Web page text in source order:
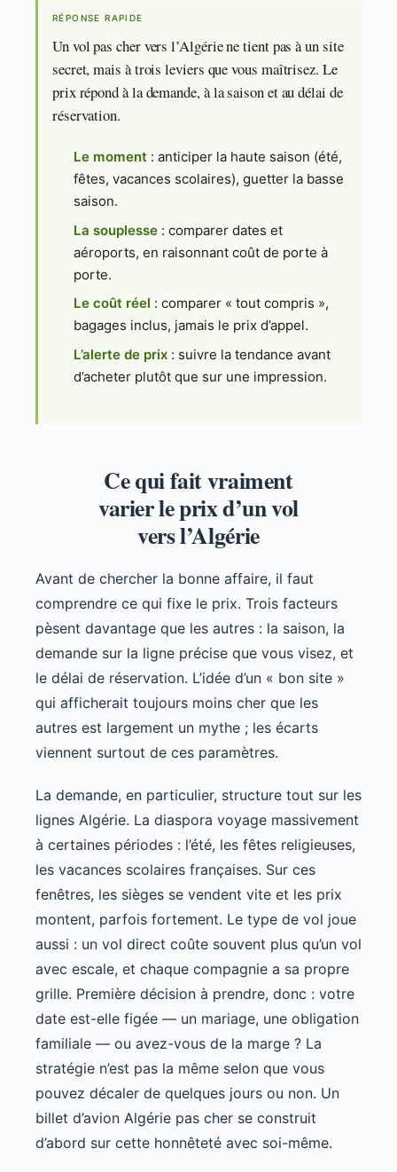
RÉPONSE RAPIDE
Un vol pas cher vers l’Algérie ne tient pas à un site
secret, mais à trois leviers que vous maîtrisez. Le
prix répond à la demande, à la saison et au délai de
réservation.
Le moment : anticiper la haute saison (été,
fêtes, vacances scolaires), guetter la basse
saison.
La souplesse : comparer dates et
aéroports, en raisonnant coût de porte à
porte.
Le coût réel : comparer « tout compris »,
bagages inclus, jamais le prix d’appel.
L’alerte de prix : suivre la tendance avant
d’acheter plutôt que sur une impression.
Ce qui fait vraiment
varier le prix d’un vol
vers l’Algérie
Avant de chercher la bonne affaire, il faut
comprendre ce qui fixe le prix. Trois facteurs
pèsent davantage que les autres : la saison, la
demande sur la ligne précise que vous visez, et
le délai de réservation. L’idée d’un « bon site »
qui afficherait toujours moins cher que les
autres est largement un mythe ; les écarts
viennent surtout de ces paramètres.
La demande, en particulier, structure tout sur les
lignes Algérie. La diaspora voyage massivement
à certaines périodes : l’été, les fêtes religieuses,
les vacances scolaires françaises. Sur ces
fenêtres, les sièges se vendent vite et les prix
montent, parfois fortement. Le type de vol joue
aussi : un vol direct coûte souvent plus qu’un vol
avec escale, et chaque compagnie a sa propre
grille. Première décision à prendre, donc : votre
date est-elle figée — un mariage, une obligation
familiale — ou avez-vous de la marge ? La
stratégie n’est pas la même selon que vous
pouvez décaler de quelques jours ou non. Un
billet d’avion Algérie pas cher se construit
d’abord sur cette honnêteté avec soi-même.